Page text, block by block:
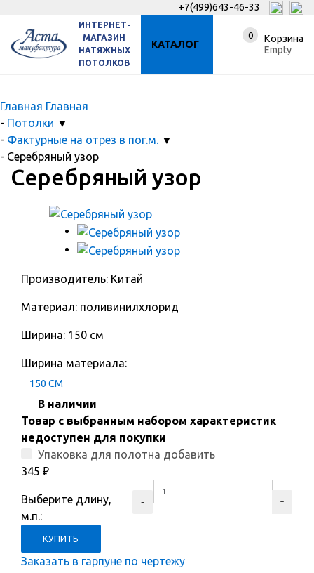
+7(499)643-46-33
ИНТЕРНЕТ-
МАГАЗИН
НАТЯЖНЫХ
ПОТОЛКОВ
КАТАЛОГ
0
Корзина
Empty
Главная Главная
- Потолки ▼
- Фактурные на отрез в пог.м. ▼
- Серебряный узор
Серебряный узор
Производитель: Китай
Материал: поливинилхлорид
Ширина: 150 см
Ширина материала:
150 СМ
В наличии
Товар с выбранным набором характеристик
недоступен для покупки
Упаковка для полотна добавить
345 ₽
Выберите длину,
м.п.:
Заказать в гарпуне по чертежу